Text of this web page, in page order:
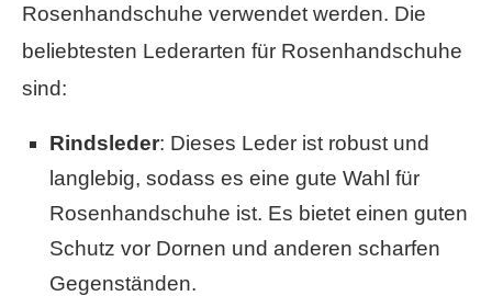
Rosenhandschuhe verwendet werden. Die
beliebtesten Lederarten für Rosenhandschuhe
sind:
Rindsleder: Dieses Leder ist robust und
langlebig, sodass es eine gute Wahl für
Rosenhandschuhe ist. Es bietet einen guten
Schutz vor Dornen und anderen scharfen
Gegenständen.